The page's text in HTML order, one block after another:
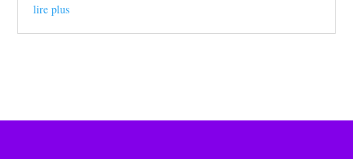
lire plus